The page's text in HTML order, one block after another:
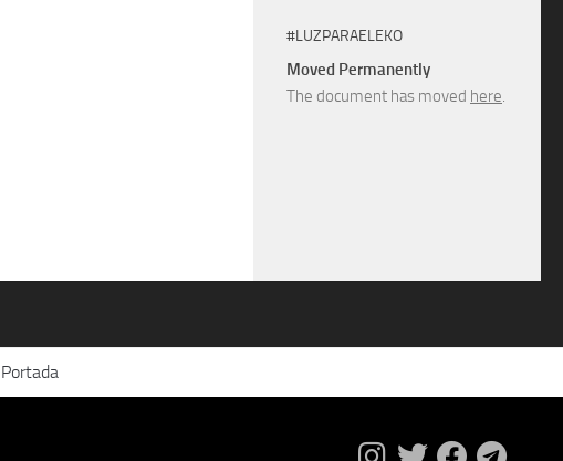
#LUZPARAELEKO
Moved Permanently
The document has moved here.
Portada